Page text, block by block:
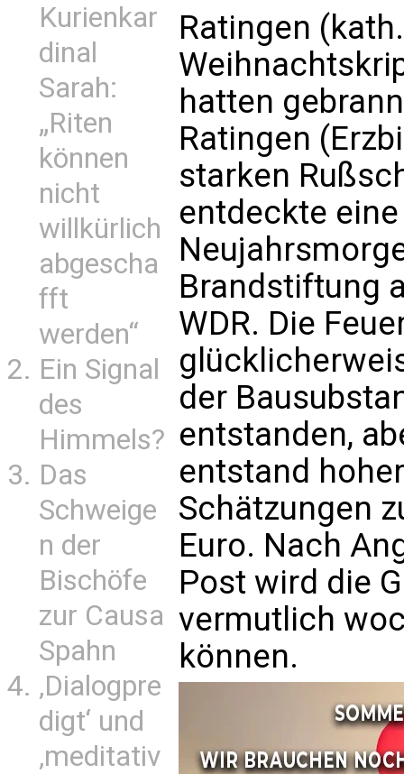
Kurienkar
dinal
Sarah:
„Riten
können
nicht
willkürlich
abgescha
fft
werden“
Ein Signal
des
Himmels?
Das
Schweige
n der
Bischöfe
zur Causa
Spahn
‚Dialogpre
digt‘ und
‚meditativ
Ratingen
hatten
Ratingen
starken
entdeckte
Brandstiftung
WDR. Die
der
entstanden,
entstand
Schätzungen
Euro. Nach
Post wird die
vermutlich
können.